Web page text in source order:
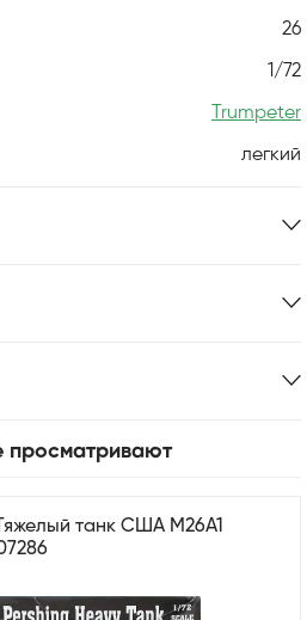
26
1/72
Trumpeter
легкий
просматривают
танк США M26A1